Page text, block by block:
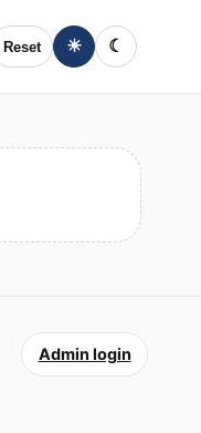
Reset ☀ ☾
Admin login